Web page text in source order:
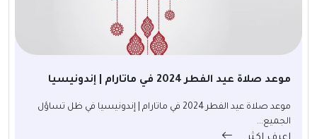
موعد صلاة عيد الفطر 2024 في ماتارام | إندونيسيا
موعد صلاة عيد الفطر 2024 في ماتارام | إندونيسيا في ظل تساؤل
الجميع...